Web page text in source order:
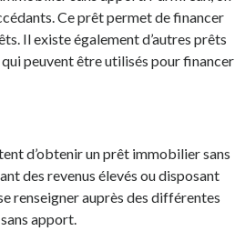
Ce prêt permet de financer
Il existe également d’autres prêts
peuvent être utilisés pour financer
d’obtenir un prêt immobilier sans
des revenus élevés ou disposant
renseigner auprès des différentes
apport.